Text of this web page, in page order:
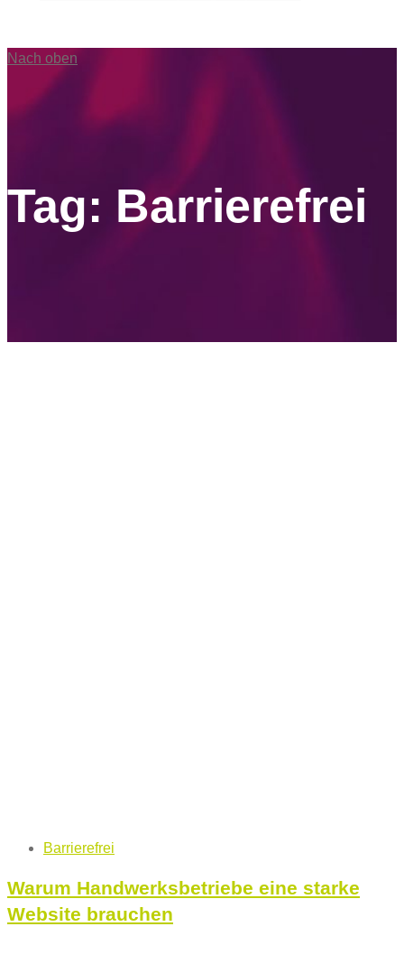
Nach oben
Tag: Barrierefrei
Tags Barrierefrei
Warum Handwerksbetriebe eine starke
Website brauchen